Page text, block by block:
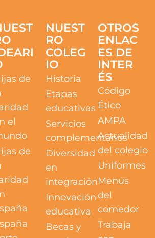
de
el
de
NUEST
RO
COLEG
IO
Historia
Etapas
educativas
Servicios
complementarios
Diversidad
en
integración
Innovación
educativa
Becas y
OTROS
ENLAC
ES DE
INTER
ÉS
Código
Ético
AMPA
Actualidad
del colegio
Uniformes
Menús
del
comedor
Trabaja